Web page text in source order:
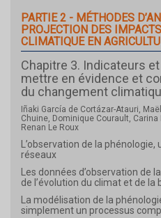
PARTIE 2 - MÉTHODES
PROJECTION DES
CLIMATIQUE EN
Chapitre 3. Indicateurs
mettre en évidence et
du changement
Iñaki García de Cortázar-Atauri,
Chuine, Dominique Courault,
Renan Le Roux
L’observation de la
réseaux
Les données d’observation de
de l’évolution du climat et de la
La modélisation de la
simplement un processus